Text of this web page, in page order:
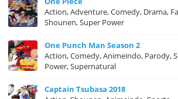
Action, Adventure, Comedy, Drama,
Shounen, Super Power
One Punch Man Season 2
Action, Comedy, Animeindo, Parody,
Power, Supernatural
Captain Tsubasa 2018